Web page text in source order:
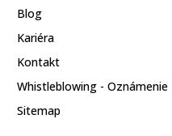
Blog
Kariéra
Kontakt
Whistleblowing - Oznámenie
Sitemap